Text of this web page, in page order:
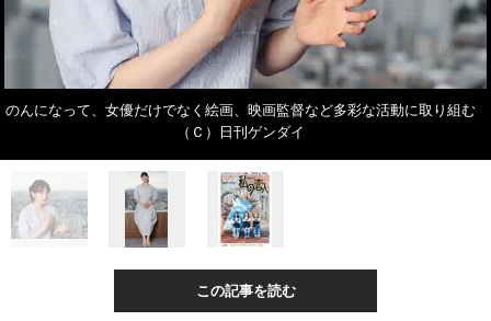
のんになって、女優だけでなく絵画、映画監督など多彩な活動に取り組む
（Ｃ）日刊ゲンダイ
この記事を読む